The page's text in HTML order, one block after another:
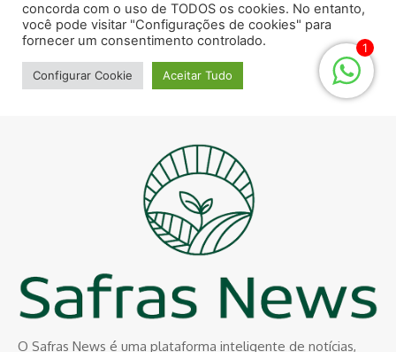
O Safras News é uma plataforma inteligente de notícias,